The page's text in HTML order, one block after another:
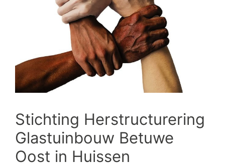
Stichting Herstructurering
Glastuinbouw Betuwe
Oost in Huissen